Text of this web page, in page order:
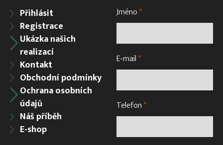
Přihlásit
Registrace
Ukázka našich
realizací
Kontakt
Obchodní podmínky
Ochrana osobních
údajů
Náš příběh
E-shop
Jméno*
E-mail*
Telefon*